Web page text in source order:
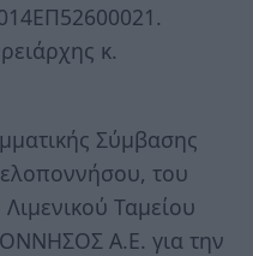
κ.
Σύμβασης
του
Ταμείου
Α.Ε. για την